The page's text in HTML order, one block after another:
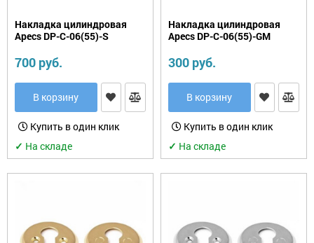
Накладка цилиндровая
Apecs DP-C-06(55)-S
700 руб.
В корзину
Купить в один клик
✓ На складе
Накладка цилиндровая
Apecs DP-C-06(55)-GM
300 руб.
В корзину
Купить в один клик
✓ На складе